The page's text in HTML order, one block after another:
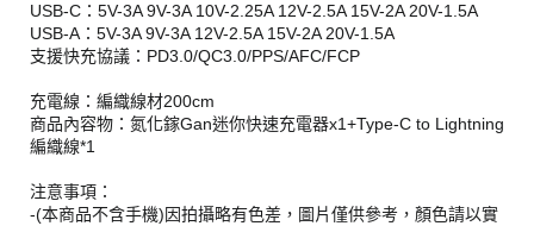
USB-C：5V-3A 9V-3A 10V-2.25A 12V-2.5A 15V-2A 20V-1.5A
USB-A：5V-3A 9V-3A 12V-2.5A 15V-2A 20V-1.5A
支援快充協議：PD3.0/QC3.0/PPS/AFC/FCP
充電線：編織線材200cm
商品內容物：氮化鎵Gan迷你快速充電器x1+Type-C to Lightning
編織線*1
注意事項：
-(本商品不含手機)因拍攝略有色差，圖片僅供參考，顏色請以實